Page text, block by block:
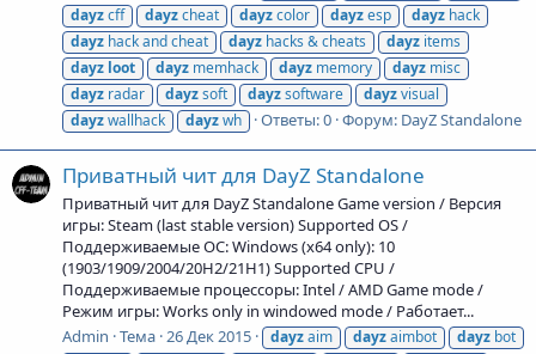
dayzcff dayzcheat dayzcolor dayzesp dayz hack
dayz hack and cheat dayz hacks & cheats dayz items
dayz loot dayz memhack dayz memory dayz misc
dayz radar dayzsoft dayzsoftware dayzvisual
dayzwallhack dayzwh Ответы: 0 Форум: DayZ Standalone
Приватный чит для DayZ Standalone
Приватный чит для DayZ Standalone Game version / Версия
игры: Steam (last stable version) Supported OS /
Поддерживаемые ОС: Windows (x64 only): 10
(1903/1909/2004/20H2/21H1) Supported CPU /
Поддерживаемые процессоры: Intel / AMD Game mode /
Режим игры: Works only in windowed mode / Работает...
Admin Тема 26 Дек 2015 dayzaim dayzaimbot dayz bot